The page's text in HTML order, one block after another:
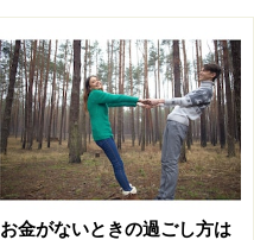
お金がないときの過ごし方は